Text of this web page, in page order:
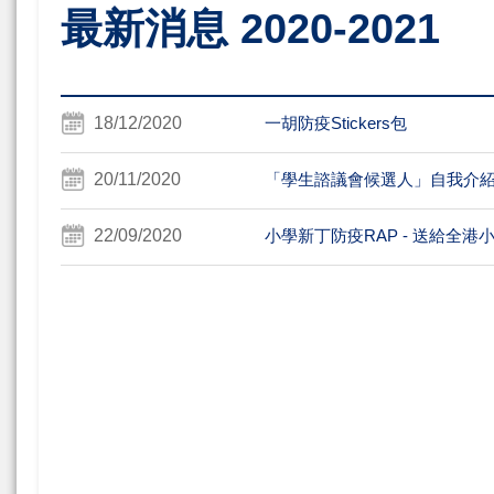
最新消息 2020-2021
18/12/2020 一胡防疫Stickers包
20/11/2020 「學生諮議會候選人」自我介
22/09/2020 小學新丁防疫RAP - 送給全港